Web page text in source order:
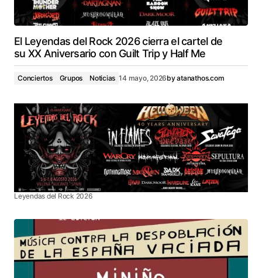
El Leyendas del Rock 2026 cierra el cartel de
su XX Aniversario con Guilt Trip y Half Me
Conciertos Grupos Noticias 14 mayo, 2026byatanathos.com
Leyendas del Rock 2026